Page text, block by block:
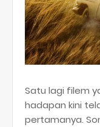
Satu lagi filem
hadapan kini
pertamanya.